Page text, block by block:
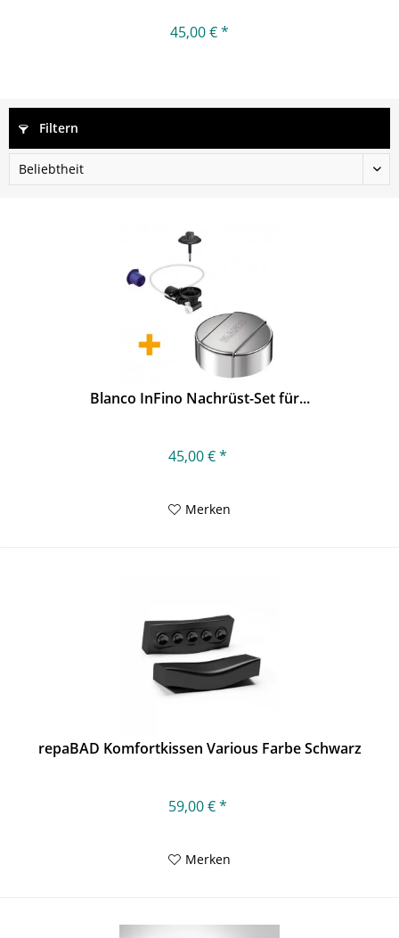
45,00 € *
Filtern
Blanco InFino Nachrüst-Set für...
45,00 € *
Merken
repaBAD Komfortkissen Various Farbe Schwarz
59,00 € *
Merken